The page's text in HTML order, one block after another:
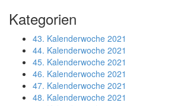
Kategorien
43. Kalenderwoche 2021
44. Kalenderwoche 2021
45. Kalenderwoche 2021
46. Kalenderwoche 2021
47. Kalenderwoche 2021
48. Kalenderwoche 2021